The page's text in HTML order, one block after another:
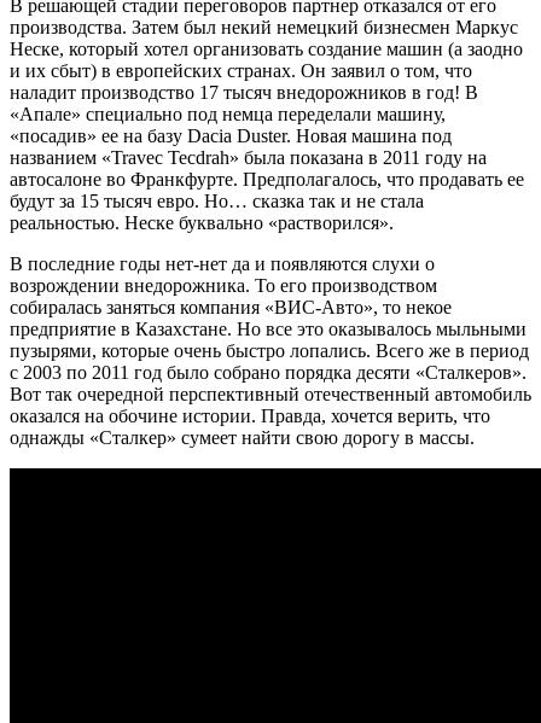
В решающей стадии переговоров партнер отказался от его
производства. Затем был некий немецкий бизнесмен Маркус
Неске, который хотел организовать создание машин (а заодно
и их сбыт) в европейских странах. Он заявил о том, что
наладит производство 17 тысяч внедорожников в год! В
«Апале» специально под немца переделали машину,
«посадив» ее на базу Dacia Duster. Новая машина под
названием «Travec Tecdrah» была показана в 2011 году на
автосалоне во Франкфурте. Предполагалось, что продавать ее
будут за 15 тысяч евро. Но… сказка так и не стала
реальностью. Неске буквально «растворился».
В последние годы нет-нет да и появляются слухи о
возрождении внедорожника. То его производством
собиралась заняться компания «ВИС-Авто», то некое
предприятие в Казахстане. Но все это оказывалось мыльными
пузырями, которые очень быстро лопались. Всего же в период
с 2003 по 2011 год было собрано порядка десяти «Сталкеров».
Вот так очередной перспективный отечественный автомобиль
оказался на обочине истории. Правда, хочется верить, что
однажды «Сталкер» сумеет найти свою дорогу в массы.